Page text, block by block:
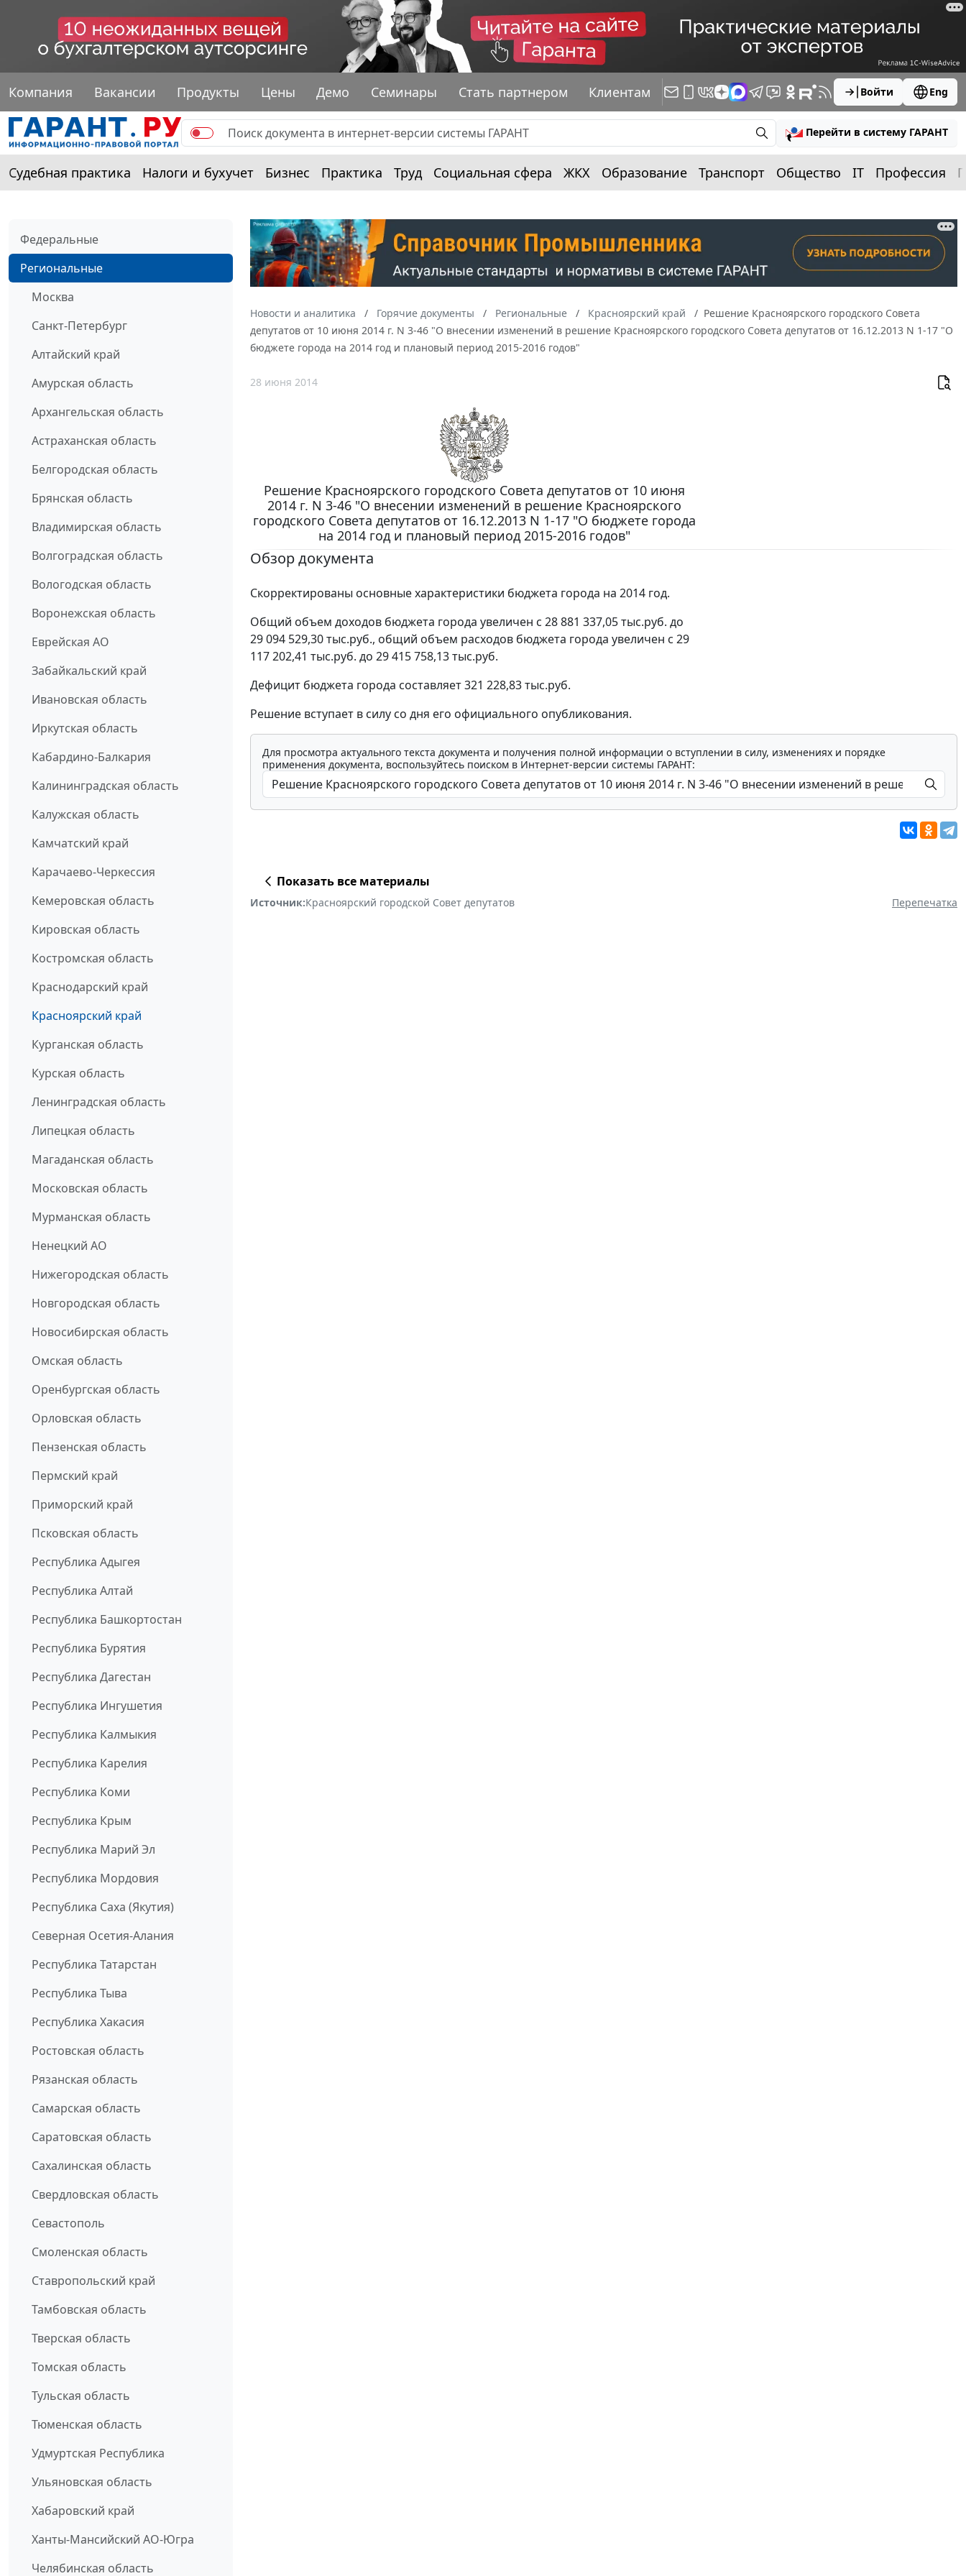
Компания Вакансии Продукты Цены Демо Семинары Стать партнером Клиентам Войти Eng
Перейти в систему ГАРАНТ
Судебная практика Налоги и бухучет Бизнес Практика Труд Социальная сфера ЖКХ Образование Транспорт Общество IT Профессия
Федеральные
Региональные
Москва
Санкт-Петербург
Алтайский край
Амурская область
Архангельская область
Астраханская область
Белгородская область
Брянская область
Владимирская область
Волгоградская область
Вологодская область
Воронежская область
Еврейская АО
Забайкальский край
Ивановская область
Иркутская область
Кабардино-Балкария
Калининградская область
Калужская область
Камчатский край
Карачаево-Черкессия
Кемеровская область
Кировская область
Костромская область
Краснодарский край
Красноярский край
Курганская область
Курская область
Ленинградская область
Липецкая область
Магаданская область
Московская область
Мурманская область
Ненецкий АО
Нижегородская область
Новгородская область
Новосибирская область
Омская область
Оренбургская область
Орловская область
Пензенская область
Пермский край
Приморский край
Псковская область
Республика Адыгея
Республика Алтай
Республика Башкортостан
Республика Бурятия
Республика Дагестан
Республика Ингушетия
Республика Калмыкия
Республика Карелия
Республика Коми
Республика Крым
Республика Марий Эл
Республика Мордовия
Республика Саха (Якутия)
Северная Осетия-Алания
Республика Татарстан
Республика Тыва
Республика Хакасия
Ростовская область
Рязанская область
Самарская область
Саратовская область
Сахалинская область
Свердловская область
Севастополь
Смоленская область
Ставропольский край
Тамбовская область
Тверская область
Томская область
Тульская область
Тюменская область
Удмуртская Республика
Ульяновская область
Хабаровский край
Ханты-Мансийский АО-Югра
Челябинская область
Новости и аналитика Горячие документы Региональные Красноярский край
Решение Красноярского городского Совета
депутатов от 10 июня 2014 г. N 3-46 "О внесении изменений в решение Красноярского городского Совета депутатов от 16.12.2013 N 1-17 "О
бюджете города на 2014 год и плановый период 2015-2016 годов"
28 июня 2014
Решение Красноярского городского Совета депутатов от 10 июня
2014 г. N 3-46 "О внесении изменений в решение Красноярского
городского Совета депутатов от 16.12.2013 N 1-17 "О бюджете города
на 2014 год и плановый период 2015-2016 годов"
Обзор документа
Скорректированы основные характеристики бюджета города на 2014 год.
Общий объем доходов бюджета города увеличен с 28 881 337,05 тыс.руб. до
29 094 529,30 тыс.руб., общий объем расходов бюджета города увеличен с 29
117 202,41 тыс.руб. до 29 415 758,13 тыс.руб.
Дефицит бюджета города составляет 321 228,83 тыс.руб.
Решение вступает в силу со дня его официального опубликования.
Для просмотра актуального текста документа и получения полной информации о вступлении в силу, изменениях и порядке
применения документа, воспользуйтесь поиском в Интернет-версии системы ГАРАНТ:
Показать все материалы
Источник:Красноярский городской Совет депутатов Перепечатка